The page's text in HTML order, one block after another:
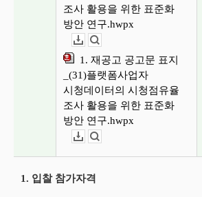
조사 활용을 위한 표준화
방안 연구.hwpx
1. 재공고 공고문 표지
_(31)플랫폼사업자
시청데이터의 시청점유율
조사 활용을 위한 표준화
방안 연구.hwpx
1. 입찰 참가자격